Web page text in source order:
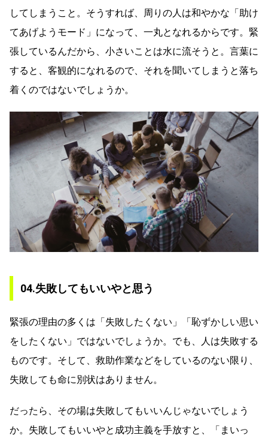
してしまうこと。そうすれば、周りの人は和やかな「助け
てあげようモード」になって、一丸となれるからです。緊
張しているんだから、小さいことは水に流そうと。言葉に
すると、客観的になれるので、それを聞いてしまうと落ち
着くのではないでしょうか。
04.失敗してもいいやと思う
緊張の理由の多くは「失敗したくない」「恥ずかしい思い
をしたくない」ではないでしょうか。でも、人は失敗する
ものです。そして、救助作業などをしているのない限り、
失敗しても命に別状はありません。
だったら、その場は失敗してもいいんじゃないでしょう
か。失敗してもいいやと成功主義を手放すと、「まいっ